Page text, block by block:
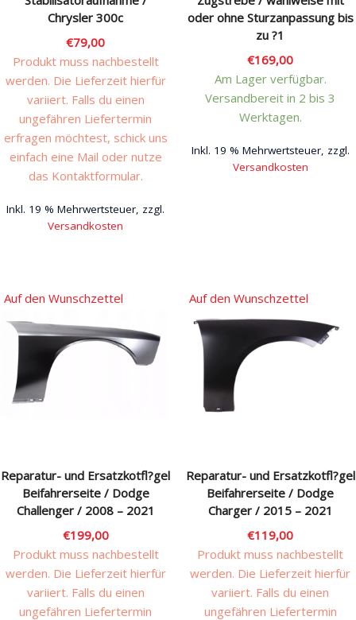
werden werden
Chrysler 300c
€79,00
Produkt muss nachbestellt
werden. Die Lieferzeit hierfür
variiert. Falls du einen
ungefähren Liefertermin
erfragen möchtest, schick uns
einfach eine Mail oder nutze
das Kontaktformular.
Inkl. 19 % Mehrwertsteuer, zzgl.
Versandkosten
mehrere
Varianten
auf.
gewählt
werden
oder ohne Sturzanpassung bis
zu ?1
€169,00
Am Lager verfügbar.
Versandbereit in 2 bis 3
Werktagen.
Inkl. 19 % Mehrwertsteuer, zzgl.
Versandkosten
Die
Optionen
können
Reparatur- und Ersatzkotfl?gel
Beifahrerseite / Dodge
Challenger / 2008 – 2021
€199,00
Produkt muss nachbestellt
werden. Die Lieferzeit hierfür
variiert. Falls du einen
ungefähren Liefertermin
Auf den Wunschzettel
Reparatur- und Ersatzkotfl?gel
Beifahrerseite / Dodge
Charger / 2015 – 2021
€119,00
Produkt muss nachbestellt
werden. Die Lieferzeit hierfür
variiert. Falls du einen
ungefähren Liefertermin
Auf den Wunschzettel